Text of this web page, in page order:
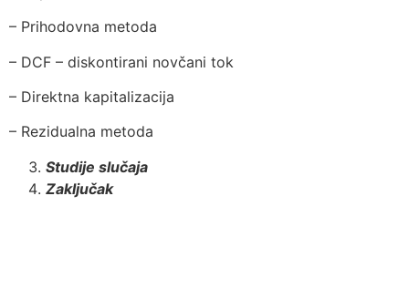
– Prihodovna metoda
– DCF – diskontirani novčani tok
– Direktna kapitalizacija
– Rezidualna metoda
Studije slučaja
Zaključak